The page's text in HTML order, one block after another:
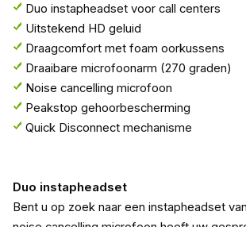
Duo instapheadset voor call centers
Uitstekend HD geluid
Draagcomfort met foam oorkussens
Draaibare microfoonarm (270 graden)
Noise cancelling microfoon
Peakstop gehoorbescherming
Quick Disconnect mechanisme
Duo instapheadset
Bent u op zoek naar een instapheadset